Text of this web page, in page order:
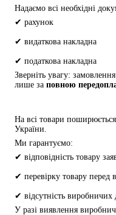
Надаємо всі необхідні
✔ рахунок
✔ видаткова накладна
✔ податкова накладна
Зверніть увагу:
лише за повною
На всі товари поширюється
України.
Ми гарантуємо:
✔ відповідність товару
✔ перевірку товару перед
✔ відсутність виробничих
У разі виявлення